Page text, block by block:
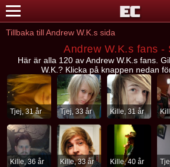
Tillbaka till Andrew W.K.s sida
Andrew W.K.s fans -
Här är alla 120 av Andrew W.K.s fans.
W.K.? Klicka på knappen nedan
Tjej, 31 år Tjej, 33 år Kille, 31 år
Kille, 36 år Kille, 33 år Kille, 40 år